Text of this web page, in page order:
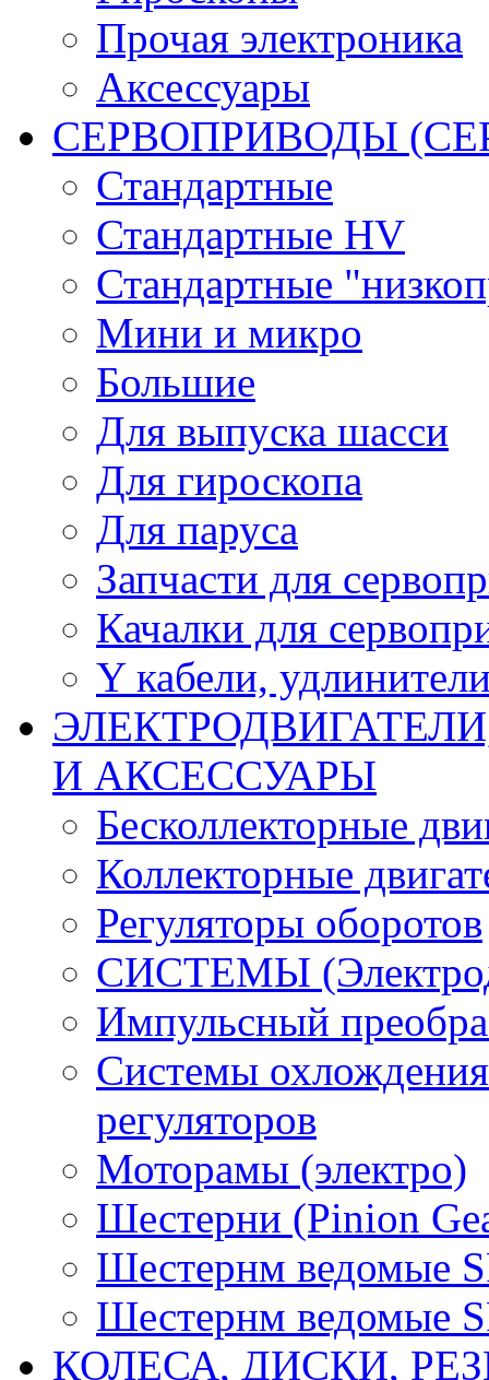
Прочая электроника
Аксессуары
СЕРВОПРИВОДЫ
Стандартные
Стандартные HV
Стандартные
Мини и микро
Большие
Для выпуска шасси
Для гироскопа
Для паруса
Запчасти для
Качалки для
Y кабели,
И АКСЕССУАРЫ
Бесколлекторные
Коллекторные
Регуляторы оборотов
СИСТЕМЫ
Импульсный
Системы охлождения
регуляторов
Моторамы (электро)
Шестерни (Pinion
Шестернм ведомые
Шестернм ведомые
КОЛЕСА, ДИСКИ,